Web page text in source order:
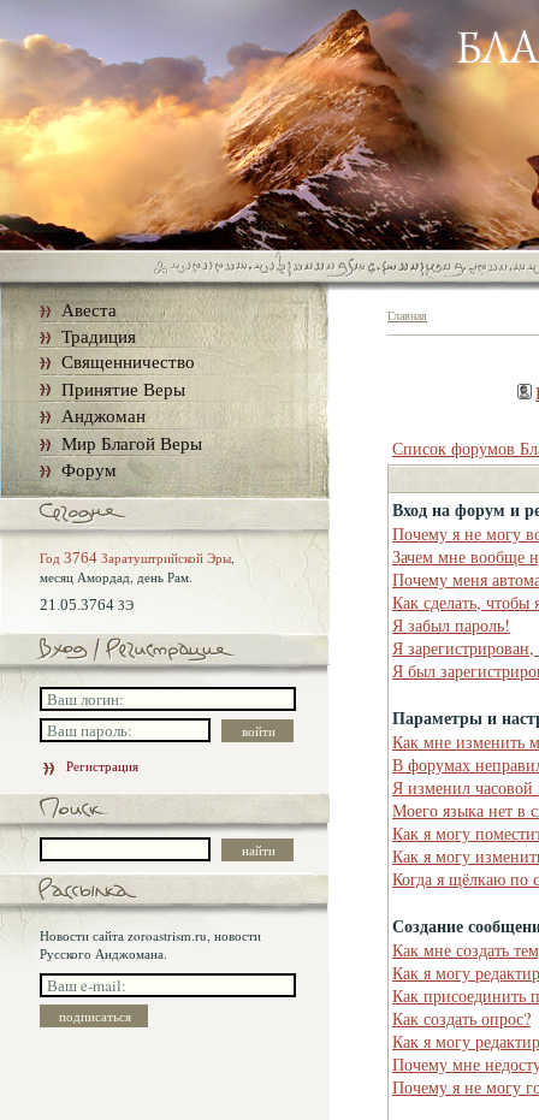
Авеста
Традиция
Священничество
Принятие Веры
Анджоман
Мир Благой Веры
Форум
Год 3764 Заратуштрийской Эры,
месяц Амордад, день Рам.
21.05.3764 ЗЭ
Регистрация
Новости сайта zoroastrism.ru, новости
Русского Анджомана.
Главная
Список форумов
Вход на форум и
Почему я не могу
Зачем мне вообще
Почему меня
Как сделать, чтобы
Я забыл пароль!
Я
Я был
Параметры и
Как мне изменить
В форумах
Я изменил часовой
Моего языка нет в
Как я могу
Как я могу
Когда я щёлкаю по
Создание
Как мне создать
Как я могу
Как присоединить
Как создать опрос?
Как я могу
Почему мне
Почему я не могу